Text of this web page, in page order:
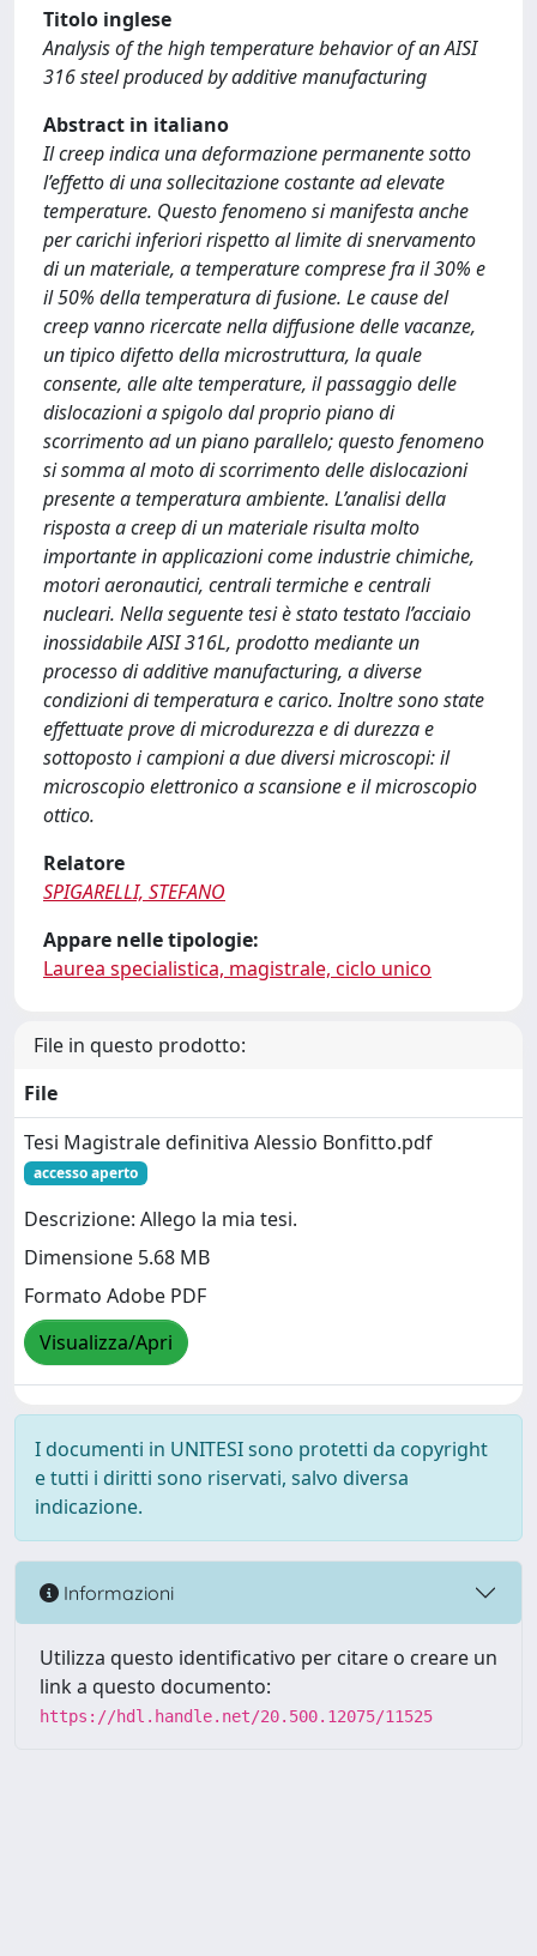
Titolo inglese
Analysis of the high temperature behavior of an AISI
316 steel produced by additive manufacturing
Abstract in italiano
Il creep indica una deformazione permanente sotto
l’effetto di una sollecitazione costante ad elevate
temperature. Questo fenomeno si manifesta anche
per carichi inferiori rispetto al limite di snervamento
di un materiale, a temperature comprese fra il 30% e
il 50% della temperatura di fusione. Le cause del
creep vanno ricercate nella diffusione delle vacanze,
un tipico difetto della microstruttura, la quale
consente, alle alte temperature, il passaggio delle
dislocazioni a spigolo dal proprio piano di
scorrimento ad un piano parallelo; questo fenomeno
si somma al moto di scorrimento delle dislocazioni
presente a temperatura ambiente. L’analisi della
risposta a creep di un materiale risulta molto
importante in applicazioni come industrie chimiche,
motori aeronautici, centrali termiche e centrali
nucleari. Nella seguente tesi è stato testato l’acciaio
inossidabile AISI 316L, prodotto mediante un
processo di additive manufacturing, a diverse
condizioni di temperatura e carico. Inoltre sono state
effettuate prove di microdurezza e di durezza e
sottoposto i campioni a due diversi microscopi: il
microscopio elettronico a scansione e il microscopio
ottico.
Relatore
SPIGARELLI, STEFANO
Appare nelle tipologie:
Laurea specialistica, magistrale, ciclo unico
File in questo prodotto:
File
Tesi Magistrale definitiva Alessio Bonfitto.pdf
accesso aperto
Descrizione: Allego la mia tesi.
Dimensione 5.68 MB
Formato Adobe PDF
Visualizza/Apri
I documenti in UNITESI sono protetti da copyright
e tutti i diritti sono riservati, salvo diversa
indicazione.
Informazioni
Utilizza questo identificativo per citare o creare un
link a questo documento:
https://hdl.handle.net/20.500.12075/11525